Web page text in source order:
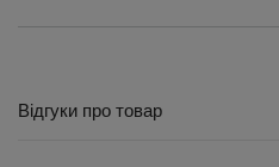
Відгуки про товар